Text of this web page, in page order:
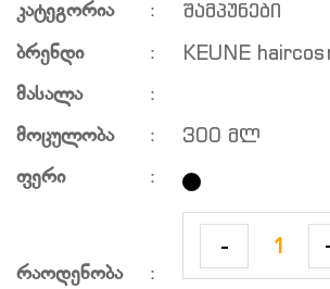
კატეგორია
:
შამპუნები
ბრენდი
:
KEUNE
მასალა
:
მოცულობა
:
300 მლ
ფერი
:
რაოდენობა :
-